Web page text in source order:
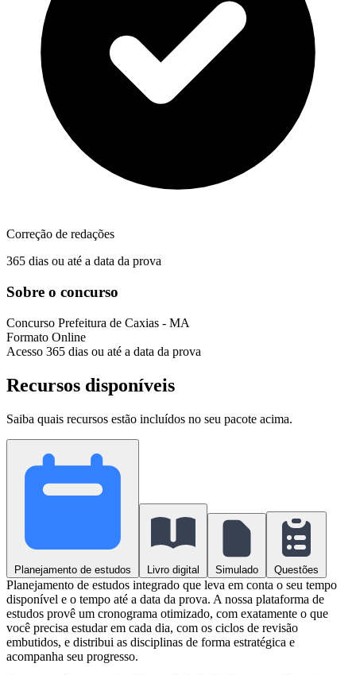
Correção de redações
365 dias ou até a data da prova
Sobre o concurso
Concurso Prefeitura de Caxias - MA
Formato Online
Acesso 365 dias ou até a data da prova
Recursos disponíveis
Saiba quais recursos estão incluídos no seu pacote acima.
Planejamento de estudos Livro digital Simulado Questões
Planejamento de estudos integrado que leva em conta o seu tempo
disponível e o tempo até a data da prova. A nossa plataforma de
estudos provê um cronograma otimizado, com exatamente o que
você precisa estudar em cada dia, com os ciclos de revisão
embutidos, e distribui as disciplinas de forma estratégica e
acompanha seu progresso.